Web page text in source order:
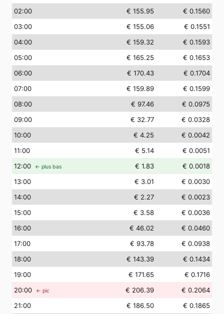
02:00 € 155.95
€ 0.1560
03:00 € 155.06
€ 0.1551
04:00 € 159.32
€ 0.1593
05:00 € 165.25
€ 0.1653
06:00 € 170.43
€ 0.1704
07:00 € 159.89
€ 0.1599
08:00 € 97.46
€ 0.0975
09:00 € 32.77
€ 0.0328
10:00 € 4.25
€ 0.0042
11:00 € 5.14
€ 0.0051
12:00 ← plus bas € 1.83
€ 0.0018
13:00 € 3.01
€ 0.0030
14:00 € 2.27
€ 0.0023
15:00 € 3.58
€ 0.0036
16:00 € 46.02
€ 0.0460
17:00 € 93.78
€ 0.0938
18:00 € 143.39
€ 0.1434
19:00 € 171.65
€ 0.1716
20:00 ← pic € 206.39
€ 0.2064
21:00 € 186.50
€ 0.1865